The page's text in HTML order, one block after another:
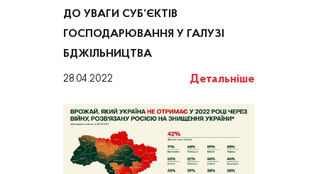
ДО УВАГИ СУБ’ЄКТІВ
ГОСПОДАРЮВАННЯ У ГАЛУЗІ
БДЖІЛЬНИЦТВА
28.04.2022 Детальніше